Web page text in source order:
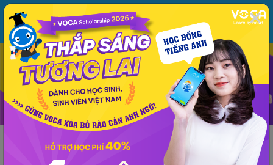
MENU ĐĂNG NHẬP
Từ vựng Ngữ pháp Mẫu câu Học phát âm Luyện viết